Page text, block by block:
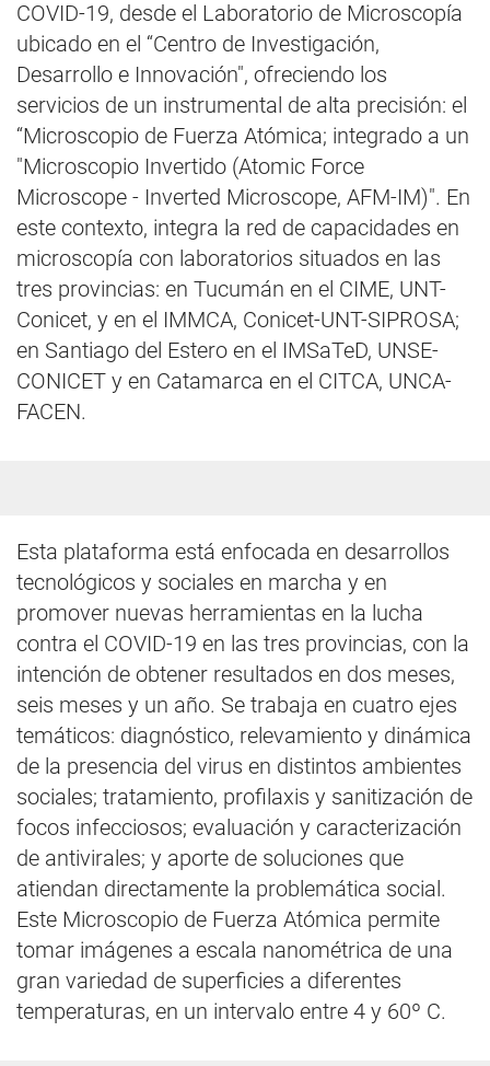
COVID-19, desde el Laboratorio de Microscopía
ubicado en el “Centro de Investigación,
Desarrollo e Innovación", ofreciendo los
servicios de un instrumental de alta precisión: el
“Microscopio de Fuerza Atómica; integrado a un
"Microscopio Invertido (Atomic Force
Microscope - Inverted Microscope, AFM-IM)". En
este contexto, integra la red de capacidades en
microscopía con laboratorios situados en las
tres provincias: en Tucumán en el CIME, UNT-
Conicet, y en el IMMCA, Conicet-UNT-SIPROSA;
en Santiago del Estero en el IMSaTeD, UNSE-
CONICET y en Catamarca en el CITCA, UNCA-
FACEN.
Esta plataforma está enfocada en desarrollos
tecnológicos y sociales en marcha y en
promover nuevas herramientas en la lucha
contra el COVID-19 en las tres provincias, con la
intención de obtener resultados en dos meses,
seis meses y un año. Se trabaja en cuatro ejes
temáticos: diagnóstico, relevamiento y dinámica
de la presencia del virus en distintos ambientes
sociales; tratamiento, profilaxis y sanitización de
focos infecciosos; evaluación y caracterización
de antivirales; y aporte de soluciones que
atiendan directamente la problemática social.
Este Microscopio de Fuerza Atómica permite
tomar imágenes a escala nanométrica de una
gran variedad de superficies a diferentes
temperaturas, en un intervalo entre 4 y 60º C.